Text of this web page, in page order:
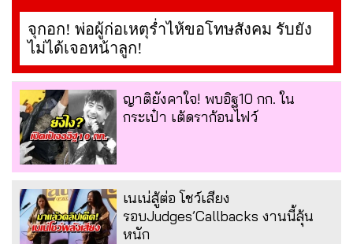
จุกอก! พ่อผู้ก่อเหตุร่ำไห้ขอโทษสังคม รับยัง
ไม่ได้เจอหน้าลูก!
ญาติยังคาใจ! พบอิฐ10 กก. ใน
กระเป๋า เต้ดราก้อนไฟว์
เนเน่สู้ต่อ โชว์เสียง
รอบJudges’Callbacks งานนี้ลุ้น
หนัก